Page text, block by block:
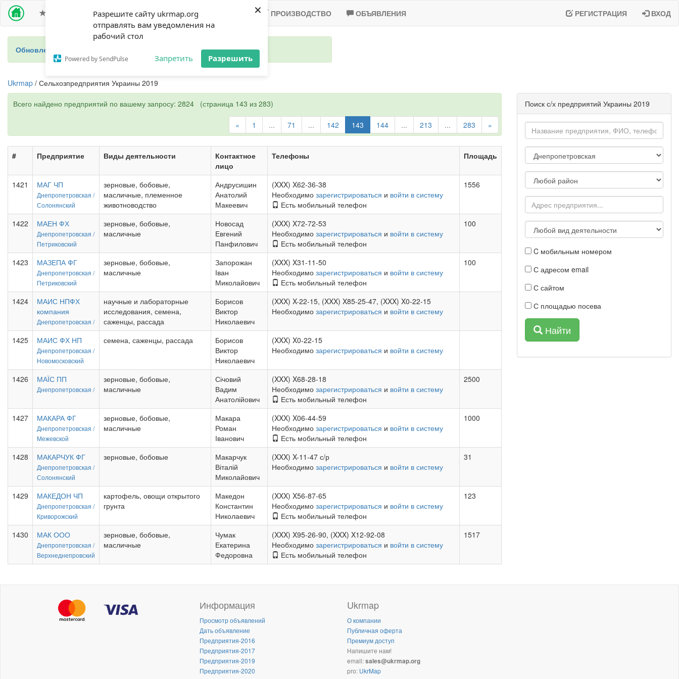
Разрешите сайту ukrmap.org
отправлять вам уведомления на
рабочий стол
Powered by SendPulse Запретить Разрешить
×
ПРЕМИУМ ДОСТУП СЕЛЬХОЗПРЕДПРИЯТИЯ-2020 ПРОИЗВОДСТВО ОБЪЯВЛЕНИЯ РЕГИСТРАЦИЯ ВХОД
Обновление 2024 - новый справочник фермеров Украины
Ukrmap / Сельхозпредприятия Украины 2019
Всего найдено предприятий по вашему запросу: 2824 (страница 143 из 283)
« 1 ... 71 ... 142 143 144 ... 213 ... 283 »
# Предприятие Виды деятельности
Контактное
лицо
Телефоны Площадь
1421 МАГ ЧП
Днепропетровская /
Солонянский
зерновые, бобовые,
масличные, племенное
животноводство
Андрусишин
Анатолий
Макеевич
(XXX) X62-36-38
Необходимо зарегистрироваться и войти в систему
Есть мобильный телефон
1556
1422 МАЕН ФХ
Днепропетровская /
Петриковский
зерновые, бобовые,
масличные
Новосад
Евгений
Панфилович
(XXX) X72-72-53
Необходимо зарегистрироваться и войти в систему
Есть мобильный телефон
100
1423 МАЗЕПА ФГ
Днепропетровская /
Петриковский
зерновые, бобовые,
масличные
Запорожан
Іван
Миколайович
(XXX) X31-11-50
Необходимо зарегистрироваться и войти в систему
Есть мобильный телефон
100
1424
МАИС НПФХ
компания
Днепропетровская /
научные и лабораторные
исследования, семена,
саженцы, рассада
Борисов
Виктор
Николаевич
(XXX) X-22-15, (XXX) X85-25-47, (XXX) X0-22-15
Необходимо зарегистрироваться и войти в систему
1425 МАИС ФХ НП
Днепропетровская /
Новомосковский
семена, саженцы, рассада
Борисов
Виктор
Николаевич
(XXX) X0-22-15
Необходимо зарегистрироваться и войти в систему
1426 МАЇС ПП
Днепропетровская /
зерновые, бобовые,
масличные
Січовий
Вадим
Анатолійович
(XXX) X68-28-18
Необходимо зарегистрироваться и войти в систему
Есть мобильный телефон
2500
1427 МАКАРА ФГ
Днепропетровская /
Межевской
зерновые, бобовые,
масличные
Макара
Роман
Іванович
(XXX) X06-44-59
Необходимо зарегистрироваться и войти в систему
Есть мобильный телефон
1000
1428 МАКАРЧУК ФГ
Днепропетровская /
Солонянский
зерновые, бобовые
Макарчук
Віталій
Миколайович
(XXX) X-11-47 с/р
Необходимо зарегистрироваться и войти в систему
31
1429 МАКЕДОН ЧП
Днепропетровская /
Криворожский
картофель, овощи открытого
грунта
Македон
Константин
Николаевич
(XXX) X56-87-65
Необходимо зарегистрироваться и войти в систему
Есть мобильный телефон
123
1430 МАК ООО
Днепропетровская /
Верхнеднепровский
зерновые, бобовые,
масличные
Чумак
Екатерина
Федоровна
(XXX) X95-26-90, (XXX) X12-92-08
Необходимо зарегистрироваться и войти в систему
Есть мобильный телефон
1517
Поиск с/х предприятий Украины 2019
C мобильным номером
С адресом email
С сайтом
С площадью посева
Найти
Информация
Просмотр объявлений
Дать объявление
Предприятия-2016
Предприятия-2017
Предприятия-2019
Предприятия-2020
Ukrmap
О компании
Публичная оферта
Премиум доступ
Напишите нам!
email:sales@ukrmap.org
pro: UkrMap